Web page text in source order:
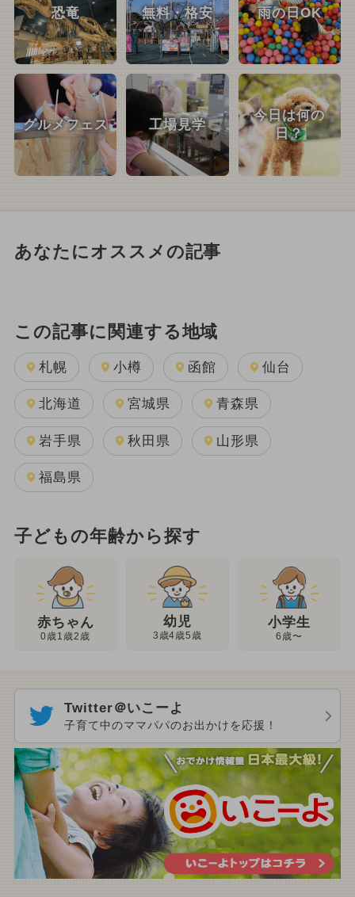
恐竜 無料・格安 雨の日OK
グルメフェス 工場見学
今日は何の
日？
あなたにオススメの記事
この記事に関連する地域
札幌 小樽 函館 仙台
北海道 宮城県 青森県
岩手県 秋田県 山形県
福島県
子どもの年齢から探す
赤ちゃん
0歳1歳2歳
幼児
3歳4歳5歳
小学生
6歳〜
Twitter＠いこーよ
子育て中のママパパのお出かけを応援！